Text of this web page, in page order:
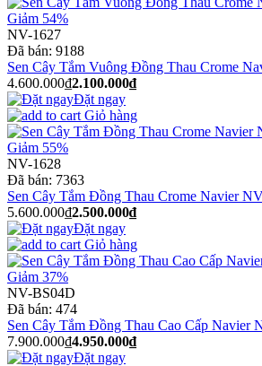
Giảm 54%
NV-1627
Đã bán: 9188
Sen Cây Tắm Vuông Đồng Thau Crome
4.600.000₫2.100.000₫
Đặt ngay
Giỏ hàng
Giảm 55%
NV-1628
Đã bán: 7363
Sen Cây Tắm Đồng Thau Crome Navier
5.600.000₫2.500.000₫
Đặt ngay
Giỏ hàng
Giảm 37%
NV-BS04D
Đã bán: 474
Sen Cây Tắm Đồng Thau Cao Cấp Navier
7.900.000₫4.950.000₫
Đặt ngay